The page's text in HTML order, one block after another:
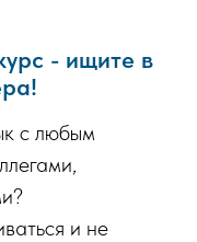
- ищите в
с любым
и не